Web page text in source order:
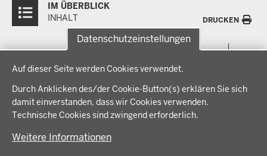
Datenschutzeinstellungen
Auf dieser Seite werden Cookies verwendet.
Durch Anklicken des/der Cookie-Button(s) erklären Sie sich
damit einverstanden, dass wir Cookies verwenden.
Technische Cookies sind zwingend erforderlich.
Weitere Informationen
Inhalte
IM ÜBERBLICK
INHALT
DRUCKEN
der
Fußzeile
THEMEN
Bauen, Planen und Verkehr
Bildung, Schule und Sport
Regionalplanung und Regionalrat
IM FOKUS
Energiewende AG
Zusammenarbeit mit den Niederlanden
BEZIRKSREGIERUNG